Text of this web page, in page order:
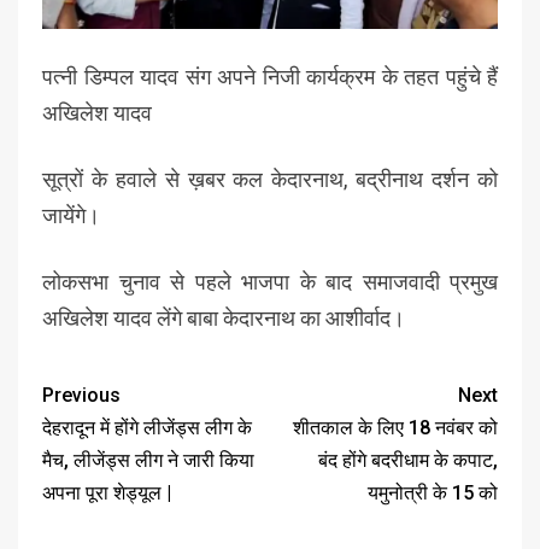
पत्नी डिम्पल यादव संग अपने निजी कार्यक्रम के तहत पहुंचे हैं
अखिलेश यादव
सूत्रों के हवाले से ख़बर कल केदारनाथ, बद्रीनाथ दर्शन को
जायेंगे।
लोकसभा चुनाव से पहले भाजपा के बाद समाजवादी प्रमुख
अखिलेश यादव लेंगे बाबा केदारनाथ का आशीर्वाद।
Previous
देहरादून में होंगे लीजेंड्स लीग के
मैच, लीजेंड्स लीग ने जारी किया
अपना पूरा शेड्यूल |
Next
शीतकाल के लिए 18 नवंबर को
बंद होंगे बदरीधाम के कपाट,
यमुनोत्री के 15 को